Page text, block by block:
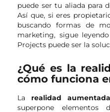
puede ser tu aliada para
Así que, si eres
buscando formas de
marketing, sigue
Projects puede ser la
¿Qué es la
cómo funciona
La realidad aumentada
superpone elementos